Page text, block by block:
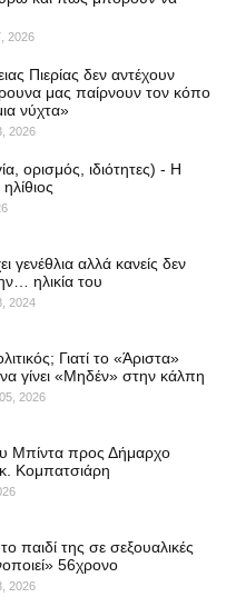
2026
Πιερίας δεν αντέχουν
μας παίρνουν τον κόπο
νύχτα»
2026
ορισμός, ιδιότητες) - Η
γενέθλια αλλά κανείς δεν
ηλικία του
2024
Γιατί το «Άριστα»
γίνει «Μηδέν» στην κάλπη
2026
Μπίντα προς Δήμαρχο
Κομπατσιάρη
παιδί της σε σεξουαλικές
56χρονο
2026